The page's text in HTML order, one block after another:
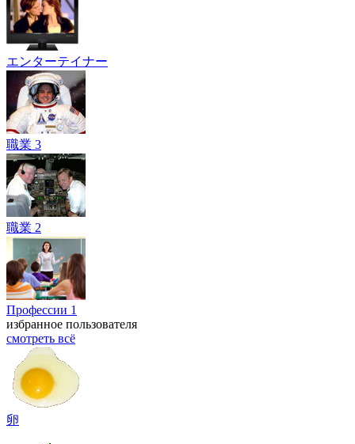
エンターテイナー
職業 3
職業 2
Профессии 1
избранное пользователя
смотреть всё
卵